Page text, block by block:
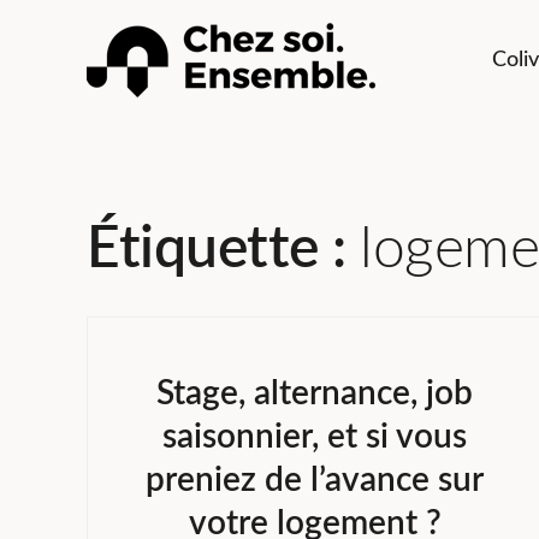
Le
L'actualité du
Étiquette :
Stage, alternance, job
saisonnier, et si vous
preniez de l’avance sur
votre logement ?